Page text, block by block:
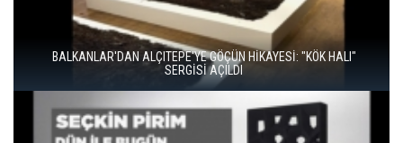
BALKANLAR'DAN ALÇITEPE'YE GÖÇÜN HİKAYESİ: "KÖK HALI"
SERGİSİ AÇILDI